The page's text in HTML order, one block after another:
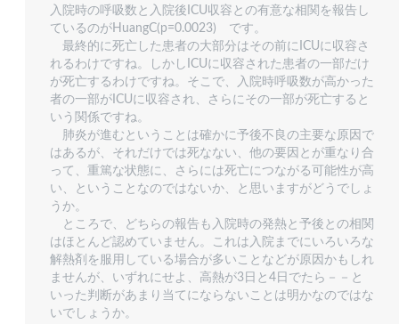
入院時の呼吸数と入院後ICU収容との有意な相関を報告し
ているのがHuangC(p=0.0023) です。
最終的に死亡した患者の大部分はその前にICUに収容さ
れるわけですね。しかしICUに収容された患者の一部だけ
が死亡するわけですね。そこで、入院時呼吸数が高かった
者の一部がICUに収容され、さらにその一部が死亡すると
いう関係ですね。
肺炎が進むということは確かに予後不良の主要な原因で
はあるが、それだけでは死なない、他の要因とが重なり合
って、重篤な状態に、さらには死亡につながる可能性が高
い、ということなのではないか、と思いますがどうでしょ
うか。
ところで、どちらの報告も入院時の発熱と予後との相関
はほとんど認めていません。これは入院までにいろいろな
解熱剤を服用している場合が多いことなどが原因かもしれ
ませんが、いずれにせよ、高熱が3日と4日でたら－－と
いった判断があまり当てにならないことは明かなのではな
いでしょうか。